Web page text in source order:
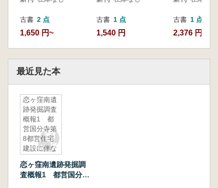
古書 2 点
1,650 円~
古書 1 点
1,540 円
古書 1 点
2,376 円
最近見た本
恋ヶ窪南遺
跡発掘調査
概報1 都
営国分寺第
8都営住宅
建設に伴な
恋ヶ窪南遺跡発掘調
査概報1 都営国分寺